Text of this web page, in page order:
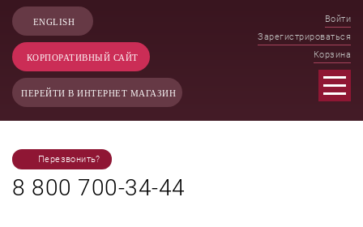
ENGLISH
КОРПОРАТИВНЫЙ САЙТ
ПЕРЕЙТИ В ИНТЕРНЕТ МАГАЗИН
Войти
Зарегистрироваться
Корзина
Перезвонить?
8 800 700-34-44